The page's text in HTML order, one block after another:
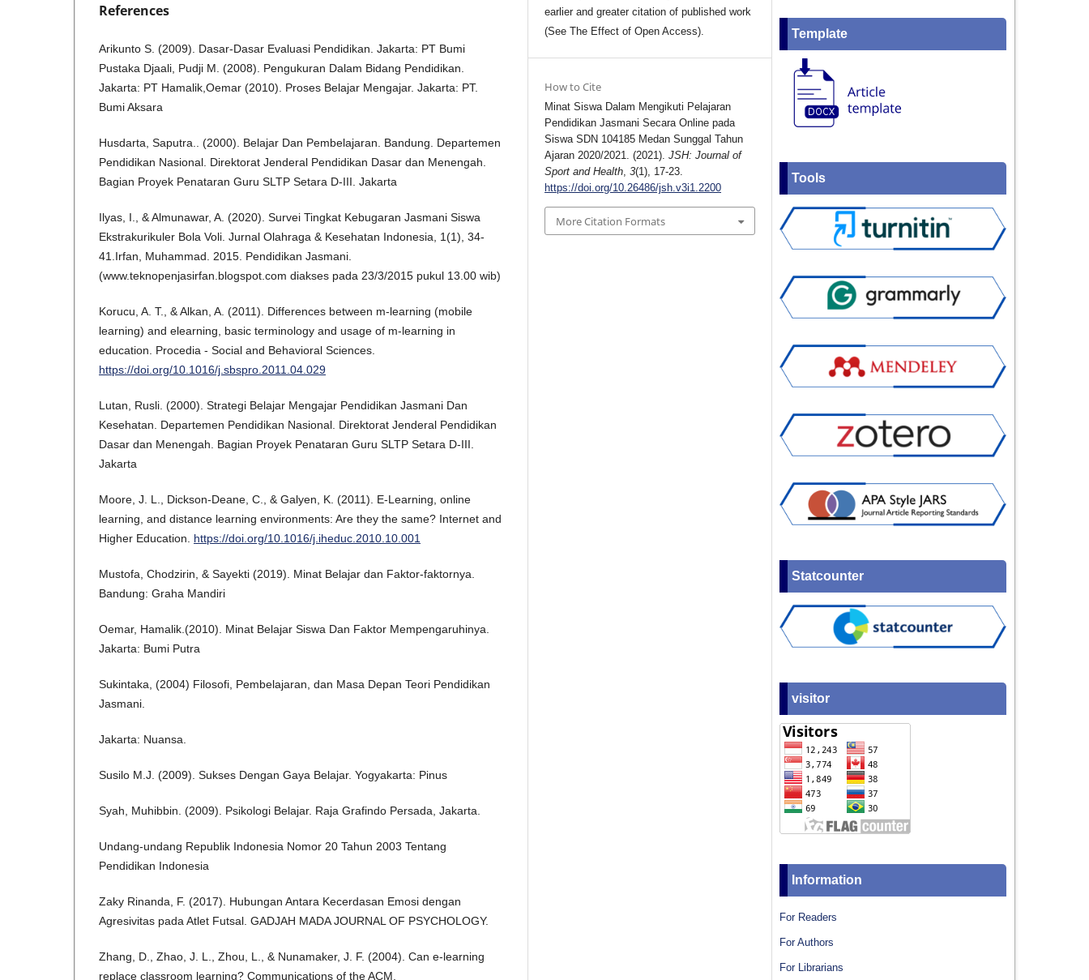
References
Arikunto S. (2009). Dasar-Dasar Evaluasi Pendidikan. Jakarta: PT Bumi
Pustaka Djaali, Pudji M. (2008). Pengukuran Dalam Bidang Pendidikan.
Jakarta: PT Hamalik,Oemar (2010). Proses Belajar Mengajar. Jakarta: PT.
Bumi Aksara
Husdarta, Saputra.. (2000). Belajar Dan Pembelajaran. Bandung. Departemen
Pendidikan Nasional. Direktorat Jenderal Pendidikan Dasar dan Menengah.
Bagian Proyek Penataran Guru SLTP Setara D-III. Jakarta
Ilyas, I., & Almunawar, A. (2020). Survei Tingkat Kebugaran Jasmani Siswa
Ekstrakurikuler Bola Voli. Jurnal Olahraga & Kesehatan Indonesia, 1(1), 34-
41.Irfan, Muhammad. 2015. Pendidikan Jasmani.
(www.teknopenjasirfan.blogspot.com diakses pada 23/3/2015 pukul 13.00 wib)
Korucu, A. T., & Alkan, A. (2011). Differences between m-learning (mobile
learning) and elearning, basic terminology and usage of m-learning in
education. Procedia - Social and Behavioral Sciences.
https://doi.org/10.1016/j.sbspro.2011.04.029
Lutan, Rusli. (2000). Strategi Belajar Mengajar Pendidikan Jasmani Dan
Kesehatan. Departemen Pendidikan Nasional. Direktorat Jenderal Pendidikan
Dasar dan Menengah. Bagian Proyek Penataran Guru SLTP Setara D-III.
Jakarta
Moore, J. L., Dickson-Deane, C., & Galyen, K. (2011). E-Learning, online
learning, and distance learning environments: Are they the same? Internet and
Higher Education. https://doi.org/10.1016/j.iheduc.2010.10.001
Mustofa, Chodzirin, & Sayekti (2019). Minat Belajar dan Faktor-faktornya.
Bandung: Graha Mandiri
Oemar, Hamalik.(2010). Minat Belajar Siswa Dan Faktor Mempengaruhinya.
Jakarta: Bumi Putra
Sukintaka, (2004) Filosofi, Pembelajaran, dan Masa Depan Teori Pendidikan
Jasmani.
Jakarta: Nuansa.
Susilo M.J. (2009). Sukses Dengan Gaya Belajar. Yogyakarta: Pinus
Syah, Muhibbin. (2009). Psikologi Belajar. Raja Grafindo Persada, Jakarta.
Undang-undang Republik Indonesia Nomor 20 Tahun 2003 Tentang
Pendidikan Indonesia
Zaky Rinanda, F. (2017). Hubungan Antara Kecerdasan Emosi dengan
Agresivitas pada Atlet Futsal. GADJAH MADA JOURNAL OF PSYCHOLOGY.
Zhang, D., Zhao, J. L., Zhou, L., & Nunamaker, J. F. (2004). Can e-learning
replace classroom learning? Communications of the ACM.
earlier and greater citation of published work
(See The Effect of Open Access).
How to Cite
Minat Siswa Dalam Mengikuti Pelajaran
Pendidikan Jasmani Secara Online pada
Siswa SDN 104185 Medan Sunggal Tahun
Ajaran 2020/2021. (2021).JSH: Journal of
Sport and Health,3(1), 17-23.
https://doi.org/10.26486/jsh.v3i1.2200
More Citation Formats
Template
Tools
Statcounter
visitor
Information
For Readers
For Authors
For Librarians